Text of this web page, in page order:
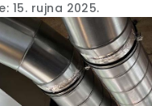
15. rujna 2025.